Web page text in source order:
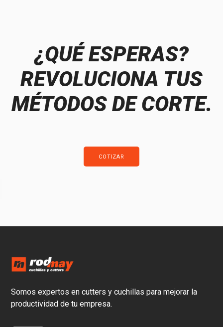
¿QUÉ ESPERAS?
REVOLUCIONA TUS
MÉTODOS DE CORTE.
COTIZAR
Somos expertos en cutters y cuchillas para mejorar la
productividad de tu empresa.